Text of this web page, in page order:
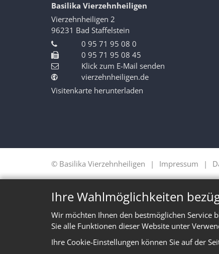
Ihre Wahlmöglichkeiten
Wir möchten Ihnen den bestmöglichen Service
Sie alle Funktionen dieser Website unter
Ihre Cookie-Einstellungen können Sie auf der
Basilika Vierzehnheiligen
Vierzehnheiligen 2
96231 Bad Staffelstein
0 95 71 95 08 0
0 95 71 95 08 45
Klick zum E-Mail senden
vierzehnheiligen.de
Visitenkarte herunterladen
© Basilika Vierzehnheiligen Impressum